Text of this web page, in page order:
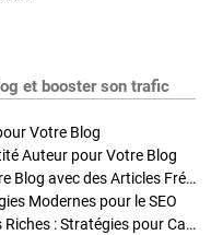
et booster son trafic
Votre Blog
Auteur pour Votre Blog
Stratégies de Publication : Boostez Votre Blog avec des Articles Fréquents et Exclusifs
Modernes pour le SEO
Enrichir Vos Articles avec des Contenus Riches : Stratégies pour Captiver et Optimiser